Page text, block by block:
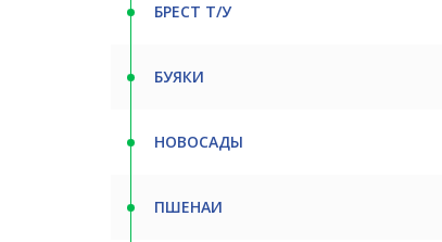
БРЕСТ Т/У
БУЯКИ
НОВОСАДЫ
ПШЕНАИ